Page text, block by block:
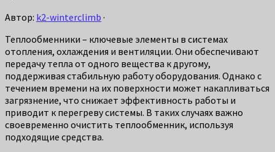
Автор: k2-winterclimb ·
Теплообменники – ключевые элементы в системах
отопления, охлаждения и вентиляции. Они обеспечивают
передачу тепла от одного вещества к другому,
поддерживая стабильную работу оборудования. Однако с
течением времени на их поверхности может накапливаться
загрязнение, что снижает эффективность работы и
приводит к перегреву системы. В таких случаях важно
своевременно очистить теплообменник, используя
подходящие средства.